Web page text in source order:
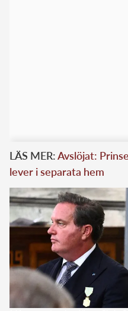
LÄS MER:Avslöjat:
lever i separata hem